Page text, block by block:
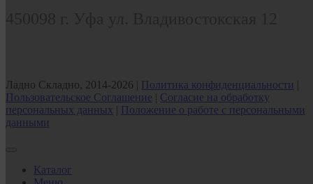
Ладно Складно, 2014-2026 | Политика конфиденциальности |
Пользовательское Соглашение | Согласие на обработку
персональных данных | Положение о работе с персональными
данными
Каталог